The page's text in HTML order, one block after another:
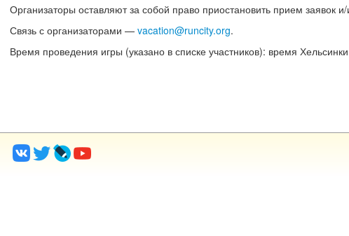
Организаторы оставляют за собой право приостановить прием заявок
Связь с организаторами — vacation@runcity.org.
Время проведения игры (указано в списке участников): время